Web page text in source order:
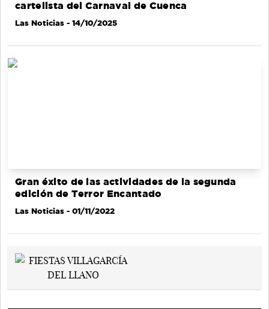
cartelista del Carnaval de Cuenca
Las Noticias - 14/10/2025
Gran éxito de las actividades de la segunda
edición de Terror Encantado
Las Noticias - 01/11/2022